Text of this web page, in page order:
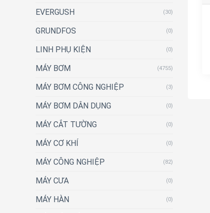
EVERGUSH (30)
GRUNDFOS (0)
LINH PHỤ KIỆN (0)
MÁY BƠM (4755)
MÁY BƠM CÔNG NGHIỆP (3)
MÁY BƠM DÂN DỤNG (0)
MÁY CẮT TƯỜNG (0)
MÁY CƠ KHÍ (0)
MÁY CÔNG NGHIỆP (82)
MÁY CƯA (0)
MÁY HÀN (0)